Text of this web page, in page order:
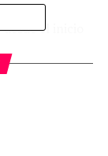
la
el inicio